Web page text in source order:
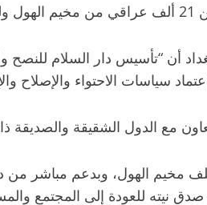
أن “تأسيس دار السلام
سياسات الاحتواء والإصلاح
مع الدول الشقيقة
مخيم الهول، وبدعم مباشر من
نيته للعودة إلى المجتمع